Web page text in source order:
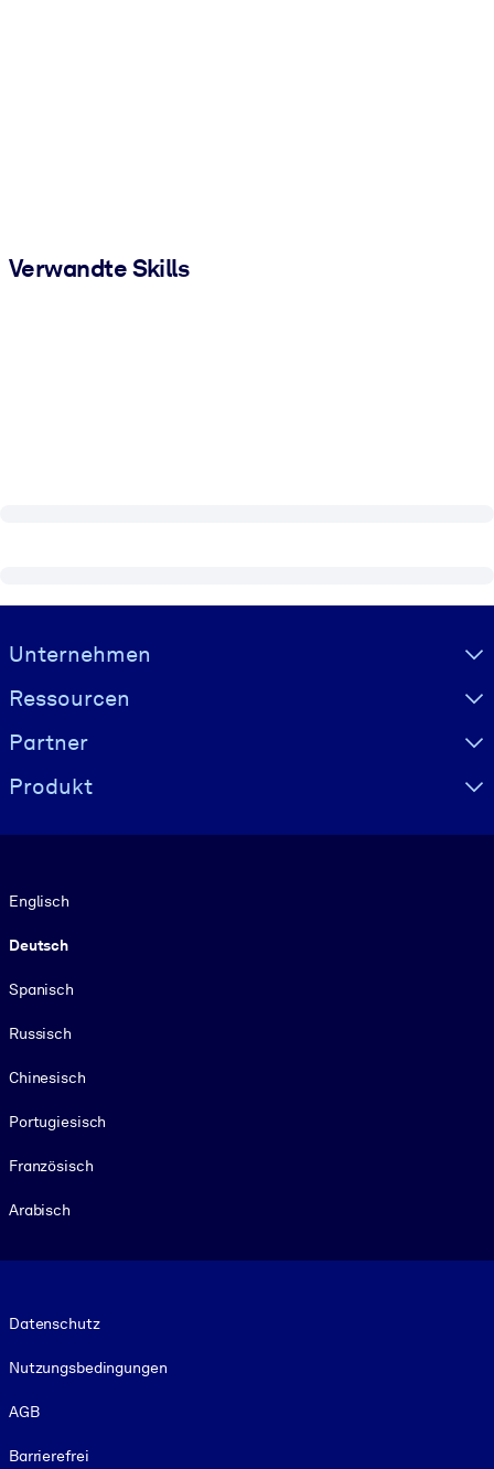
Verwandte Skills
Visually hidden Text
Unternehmen
Ressourcen
Partner
Produkt
Englisch
Deutsch
Spanisch
Russisch
Chinesisch
Portugiesisch
Französisch
Arabisch
Datenschutz
Nutzungsbedingungen
AGB
Barrierefrei